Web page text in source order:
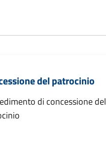
del patrocinio
di concessione del